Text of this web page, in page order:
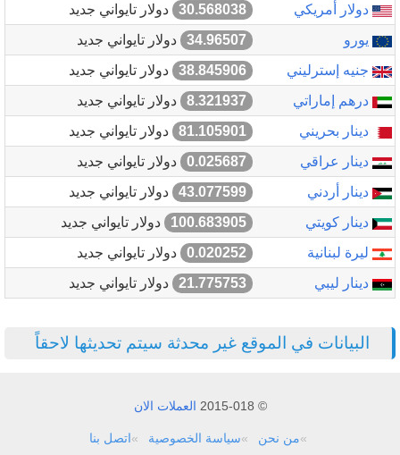
دولار أمريكي
30.568038
دولار تايواني جديد
يورو
34.96507
دولار تايواني جديد
جنيه إسترليني
38.845906
دولار تايواني جديد
درهم إماراتي
8.321937
دولار تايواني جديد
دينار بحريني
81.105901
دولار تايواني جديد
دينار عراقي
0.025687
دولار تايواني جديد
دينار أردني
43.077599
دولار تايواني جديد
دينار كويتي
100.683905
دولار تايواني جديد
ليرة لبنانية
0.020252
دولار تايواني جديد
دينار ليبي
21.775753 دولار تايواني جديد
البيانات في الموقع غير محدثة سيتم تحديثها لاحقاً
© 2015-018 العملات الان
من نحن سياسة الخصوصية
اتصل بنا